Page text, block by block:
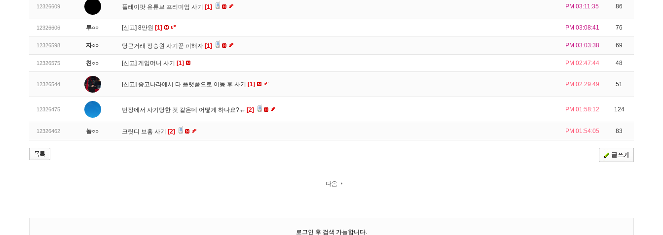
12326609 플레이팟 유튜브 프리미엄 사기 [1] PM 03:11:35 86
12326606 투○○ [신고] 8만원 [1] PM 03:08:41 76
12326598 자○○ 당근거래 정승원 사기꾼 피해자 [1] PM 03:03:38 69
12326575 친○○ [신고] 게임머니 사기 [1] PM 02:47:44 48
12326544 [신고] 중고나라에서 타 플랫폼으로 이동 후 사기 [1] PM 02:29:49 51
12326475 번장에서 사기당한 것 같은데 어떻게 하나요?ㅠ [2] PM 01:58:12 124
12326462 놀○○ 크릿디 브훔 사기 [2] PM 01:54:05 83
다음
로그인 후 검색 가능합니다.